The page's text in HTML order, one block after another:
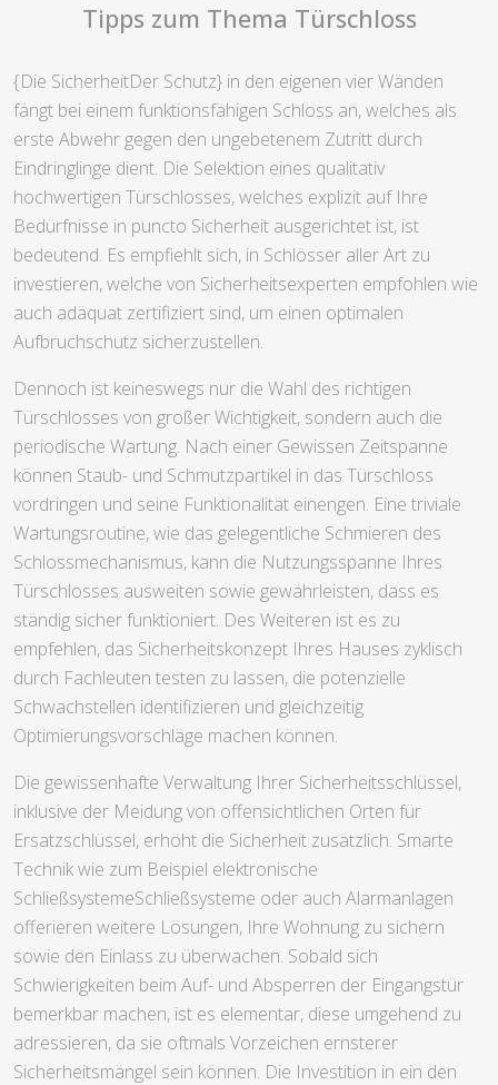
Tipps zum Thema Türschloss
{Die SicherheitDer Schutz} in den eigenen vier Wänden
fängt bei einem funktionsfähigen Schloss an, welches als
erste Abwehr gegen den ungebetenem Zutritt durch
Eindringlinge dient. Die Selektion eines qualitativ
hochwertigen Türschlosses, welches explizit auf Ihre
Bedürfnisse in puncto Sicherheit ausgerichtet ist, ist
bedeutend. Es empfiehlt sich, in Schlösser aller Art zu
investieren, welche von Sicherheitsexperten empfohlen wie
auch adäquat zertifiziert sind, um einen optimalen
Aufbruchschutz sicherzustellen.
Dennoch ist keineswegs nur die Wahl des richtigen
Türschlosses von großer Wichtigkeit, sondern auch die
periodische Wartung. Nach einer Gewissen Zeitspanne
können Staub- und Schmutzpartikel in das Türschloss
vordringen und seine Funktionalität einengen. Eine triviale
Wartungsroutine, wie das gelegentliche Schmieren des
Schlossmechanismus, kann die Nutzungsspanne Ihres
Türschlosses ausweiten sowie gewährleisten, dass es
ständig sicher funktioniert. Des Weiteren ist es zu
empfehlen, das Sicherheitskonzept Ihres Hauses zyklisch
durch Fachleuten testen zu lassen, die potenzielle
Schwachstellen identifizieren und gleichzeitig
Optimierungsvorschläge machen können.
Die gewissenhafte Verwaltung Ihrer Sicherheitsschlüssel,
inklusive der Meidung von offensichtlichen Orten für
Ersatzschlüssel, erhöht die Sicherheit zusätzlich. Smarte
Technik wie zum Beispiel elektronische
SchließsystemeSchließsysteme oder auch Alarmanlagen
offerieren weitere Lösungen, Ihre Wohnung zu sichern
sowie den Einlass zu überwachen. Sobald sich
Schwierigkeiten beim Auf- und Absperren der Eingangstür
bemerkbar machen, ist es elementar, diese umgehend zu
adressieren, da sie oftmals Vorzeichen ernsterer
Sicherheitsmängel sein können. Die Investition in ein den